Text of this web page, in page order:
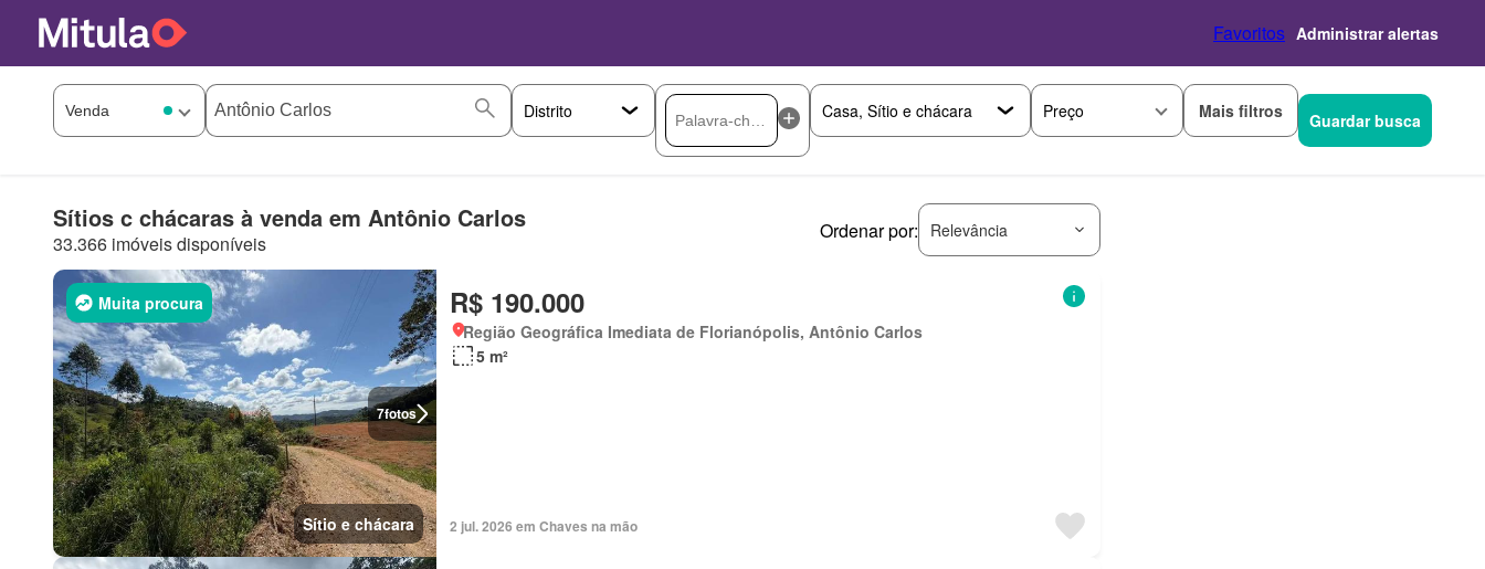
Favoritos Administrar alertas
Preço Mais filtros Guardar busca
Sítios c chácaras à venda em Antônio Carlos
33.366 imóveis disponíveis
Ordenar por: Relevância
7fotos
Muita procura
Sítio e chácara
R$ 190.000
Região Geográfica Imediata de Florianópolis, Antônio Carlos
5 m²
2 jul. 2026 em Chaves na mão